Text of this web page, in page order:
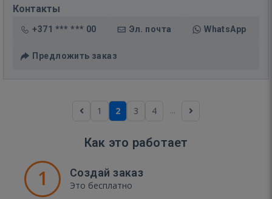
Контакты
+371 *** *** 00 Эл. почта WhatsApp
Предложить заказ
1 2 3 4 ...
Как это работает
1 Создай заказ
Это бесплатно